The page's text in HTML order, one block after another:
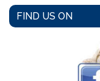
FIND US ON